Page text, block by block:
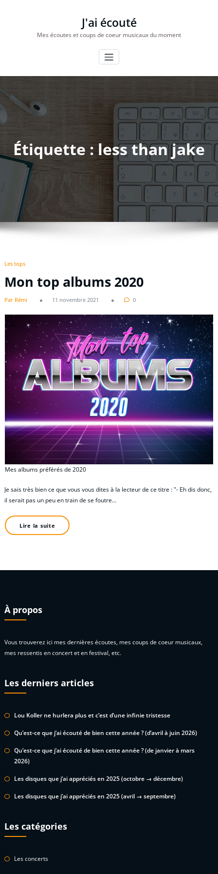
J'ai écouté
Mes écoutes et coups de coeur musicaux du moment
Étiquette : less than jake
Les tops
Mon top albums 2020
Par Rémi 11 novembre 2021 0
Mes albums préférés de 2020
Je sais très bien ce que vous vous dites à la lecteur de ce titre : "- Eh dis donc,
il serait pas un peu en train de se foutre…
Lire la suite
À propos
Vous trouverez ici mes dernières écoutes, mes coups de coeur musicaux,
mes ressentis en concert et en festival, etc.
Les derniers articles
Lou Koller ne hurlera plus et c’est d’une infinie tristesse
Qu’est-ce que j’ai écouté de bien cette année ? (d’avril à juin 2026)
Qu’est-ce que j’ai écouté de bien cette année ? (de janvier à mars
2026)
Les disques que j’ai appréciés en 2025 (octobre → décembre)
Les disques que j’ai appréciés en 2025 (avril → septembre)
Les catégories
Les concerts